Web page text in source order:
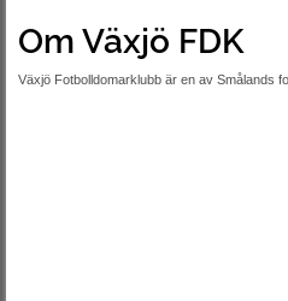
Om Växjö FDK
Växjö Fotbolldomarklubb är en av Smålands